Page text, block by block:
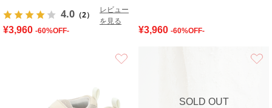
4.0 （2）
レビュー
を見る
¥3,960 -60%OFF- ¥3,960 -60%OFF-
SOLD OUT